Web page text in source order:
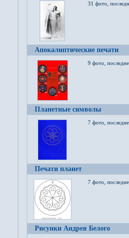
31 фото,
Апокалиптические печати
9 фото,
Планетные символы
7 фото,
Печати планет
7 фото,
Рисунки Андрея Белого